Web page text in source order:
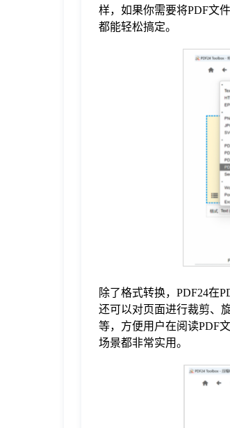
样，如果你需要将PDF文
都能轻松搞定。
除了格式转换，PDF24在
还可以对页面进行裁剪、
等，方便用户在阅读PDF
场景都非常实用。